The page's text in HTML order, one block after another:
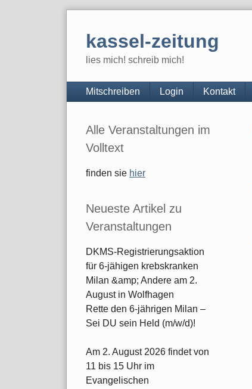
kassel-zeitung
lies mich! schreib mich!
Navigation
Mitschreiben Login Kontakt
Seitenleiste
Alle Veranstaltungen im
Volltext
finden sie hier
Neueste Artikel zu
Veranstaltungen
DKMS-Registrierungsaktion
für 6-jähigen krebskranken
Milan &amp; Andere am 2.
August in Wolfhagen
Rette den 6-jährigen Milan –
Sei DU sein Held (m/w/d)!
Am 2. August 2026 findet von
11 bis 15 Uhr im
Evangelischen